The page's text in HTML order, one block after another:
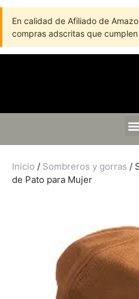
En calidad de Afiliado de
compras adscritas que
Inicio / Sombreros y gorras /
de Pato para Mujer